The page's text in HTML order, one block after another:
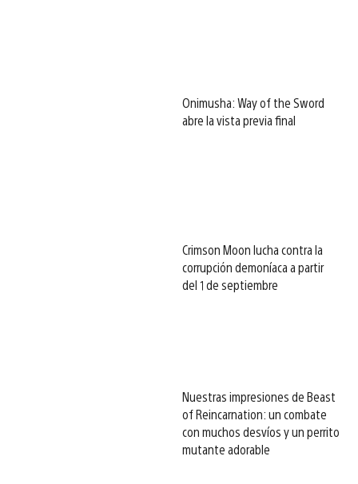
Onimusha: Way of the Sword
abre la vista previa final
Crimson Moon lucha contra la
corrupción demoníaca a partir
del 1 de septiembre
Nuestras impresiones de Beast
of Reincarnation: un combate
con muchos desvíos y un perrito
mutante adorable